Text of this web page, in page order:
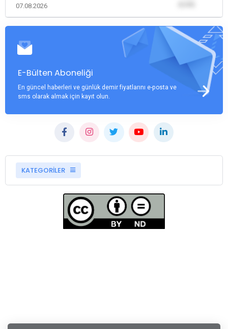
07.08.2026
E-Bülten Aboneliği
En güncel haberleri ve günlük demir fiyatlarını e-posta ve
sms olarak almak için kayıt olun.
KATEGORİLER